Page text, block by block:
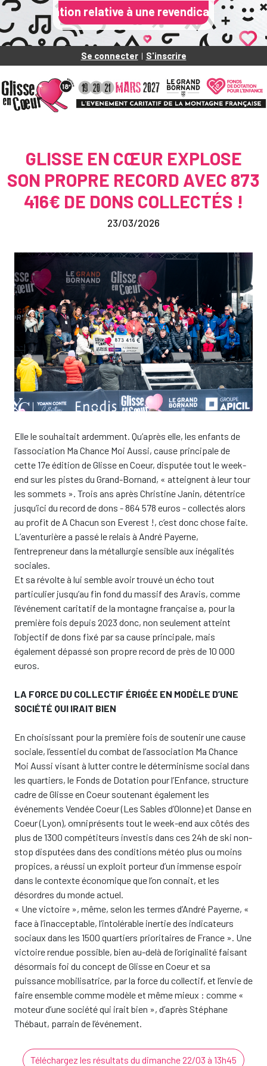
relative à une revendication de fuite de
Se connecter | S'inscrire
GLISSE EN CŒUR EXPLOSE
SON PROPRE RECORD AVEC 873
416€ DE DONS COLLECTÉS !
23/03/2026
Elle le souhaitait ardemment. Qu’après elle, les enfants de
l’association Ma Chance Moi Aussi, cause principale de
cette 17e édition de Glisse en Coeur, disputée tout le week-
end sur les pistes du Grand-Bornand, « atteignent à leur tour
les sommets ». Trois ans après Christine Janin, détentrice
jusqu’ici du record de dons - 864 578 euros - collectés alors
au profit de A Chacun son Everest !, c’est donc chose faite.
L’aventurière a passé le relais à André Payerne,
l’entrepreneur dans la métallurgie sensible aux inégalités
sociales.
Et sa révolte à lui semble avoir trouvé un écho tout
particulier jusqu’au fin fond du massif des Aravis, comme
l’événement caritatif de la montagne française a, pour la
première fois depuis 2023 donc, non seulement atteint
l’objectif de dons fixé par sa cause principale, mais
également dépassé son propre record de près de 10 000
euros.
LA FORCE DU COLLECTIF ÉRIGÉE EN MODÈLE D’UNE
SOCIÉTÉ QUI IRAIT BIEN
En choisissant pour la première fois de soutenir une cause
sociale, l’essentiel du combat de l’association Ma Chance
Moi Aussi visant à lutter contre le déterminisme social dans
les quartiers, le Fonds de Dotation pour l’Enfance, structure
cadre de Glisse en Coeur soutenant également les
événements Vendée Coeur (Les Sables d’Olonne) et Danse en
Coeur (Lyon), omniprésents tout le week-end aux côtés des
plus de 1300 compétiteurs investis dans ces 24h de ski non-
stop disputées dans des conditions météo plus ou moins
propices, a réussi un exploit porteur d’un immense espoir
dans le contexte économique que l’on connait, et les
désordres du monde actuel.
« Une victoire », même, selon les termes d’André Payerne, «
face à l’inacceptable, l’intolérable inertie des indicateurs
sociaux dans les 1500 quartiers prioritaires de France ». Une
victoire rendue possible, bien au-delà de l’originalité faisant
désormais foi du concept de Glisse en Coeur et sa
puissance mobilisatrice, par la force du collectif, et l’envie de
faire ensemble comme modèle et même mieux : comme «
moteur d’une société qui irait bien », d’après Stéphane
Thébaut, parrain de l’événement.
Téléchargez les résultats du dimanche 22/03 à 13h45